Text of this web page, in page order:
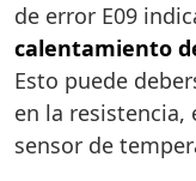
de error E09
calentamiento
Esto puede
en la resistencia,
sensor de